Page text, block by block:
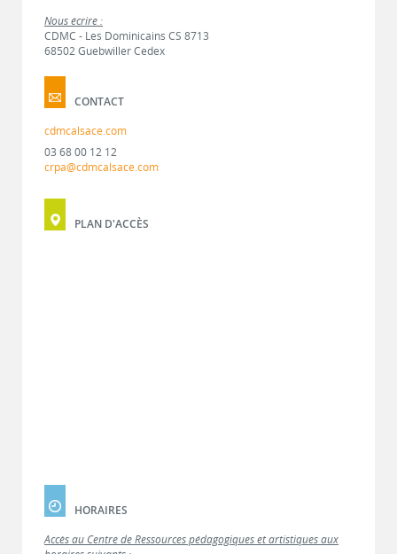
Nous écrire :
CDMC - Les Dominicains CS 8713
68502 Guebwiller Cedex
CONTACT
cdmcalsace.com
03 68 00 12 12
crpa@cdmcalsace.com
PLAN D'ACCÈS
HORAIRES
Accès au Centre de Ressources pédagogiques et artistiques aux